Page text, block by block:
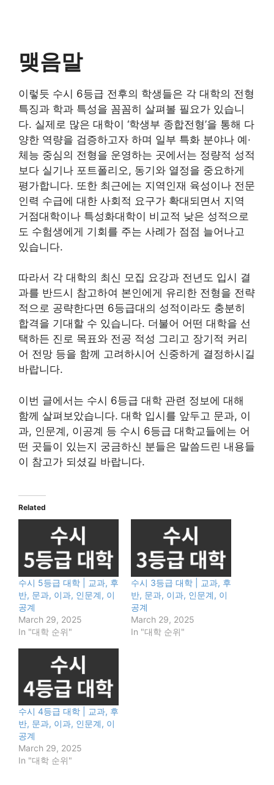
맺음말
이렇듯 수시 6등급 전후의 학생들은 각 대학의 전형
특징과 학과 특성을 꼼꼼히 살펴볼 필요가 있습니
다. 실제로 많은 대학이 ‘학생부 종합전형’을 통해 다
양한 역량을 검증하고자 하며 일부 특화 분야나 예·
체능 중심의 전형을 운영하는 곳에서는 정량적 성적
보다 실기나 포트폴리오, 동기와 열정을 중요하게
평가합니다. 또한 최근에는 지역인재 육성이나 전문
인력 수급에 대한 사회적 요구가 확대되면서 지역
거점대학이나 특성화대학이 비교적 낮은 성적으로
도 수험생에게 기회를 주는 사례가 점점 늘어나고
있습니다.
따라서 각 대학의 최신 모집 요강과 전년도 입시 결
과를 반드시 참고하여 본인에게 유리한 전형을 전략
적으로 공략한다면 6등급대의 성적이라도 충분히
합격을 기대할 수 있습니다. 더불어 어떤 대학을 선
택하든 진로 목표와 전공 적성 그리고 장기적 커리
어 전망 등을 함께 고려하시어 신중하게 결정하시길
바랍니다.
이번 글에서는 수시 6등급 대학 관련 정보에 대해
함께 살펴보았습니다. 대학 입시를 앞두고 문과, 이
과, 인문계, 이공계 등 수시 6등급 대학교들에는 어
떤 곳들이 있는지 궁금하신 분들은 말씀드린 내용들
이 참고가 되셨길 바랍니다.
Related
수시 5등급 대학 | 교과, 후
반, 문과, 이과, 인문계, 이
공계
March 29, 2025
In "대학 순위"
수시 3등급 대학 | 교과, 후
반, 문과, 이과, 인문계, 이
공계
March 29, 2025
In "대학 순위"
수시 4등급 대학 | 교과, 후
반, 문과, 이과, 인문계, 이
공계
March 29, 2025
In "대학 순위"